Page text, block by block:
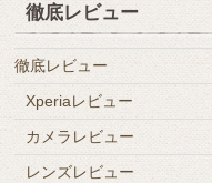
徹底レビュー
徹底レビュー
Xperiaレビュー
カメラレビュー
レンズレビュー